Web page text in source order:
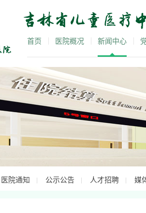
首页 医院概况 新闻中心
医院通知 公示公告 人才招聘 媒